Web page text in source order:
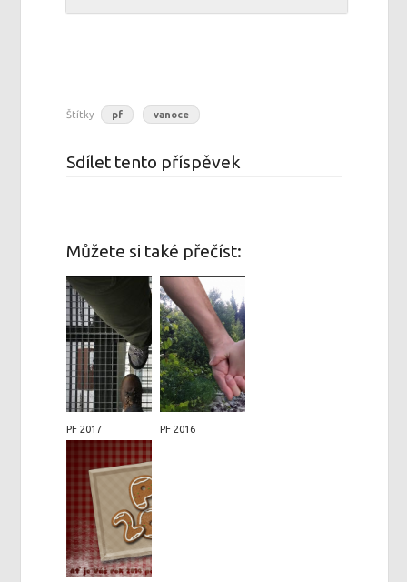
Štítky pf vanoce
Sdílet tento příspěvek
Můžete si také přečíst:
PF 2017 PF 2016